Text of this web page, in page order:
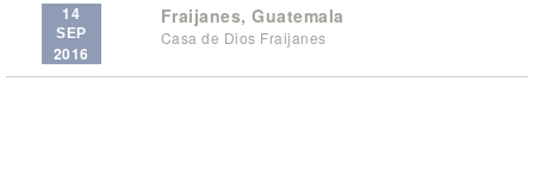
14
SEP
2016
Fraijanes, Guatemala
Casa de Dios Fraijanes